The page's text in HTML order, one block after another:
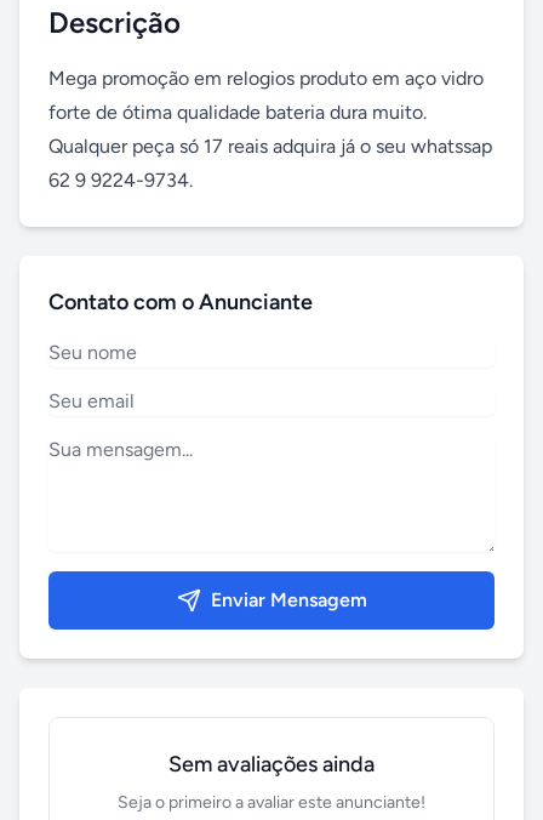
Descrição
Mega promoção em relogios produto em aço vidro
forte de ótima qualidade bateria dura muito.
Qualquer peça só 17 reais adquira já o seu whatssap
62 9 9224-9734.
Contato com o Anunciante
Enviar Mensagem
Sem avaliações ainda
Seja o primeiro a avaliar este anunciante!